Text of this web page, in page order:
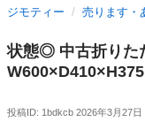
ジモティー 売ります・
状態◎ 中古折りた
投稿ID: 1bdkcb 2026年3月27日